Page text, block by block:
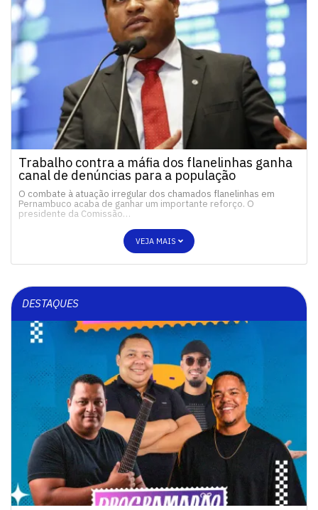
Trabalho contra a máfia dos flanelinhas ganha
canal de denúncias para a população
O combate à atuação irregular dos chamados flanelinhas em
Pernambuco acaba de ganhar um importante reforço. O
presidente da Comissão…
VEJA MAIS
DESTAQUES